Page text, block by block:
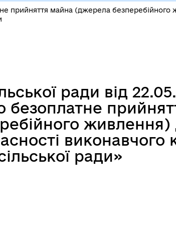
прийняття майна (джерела безперебійного
ради від
безоплатне
живлення)
виконавчого
ради»